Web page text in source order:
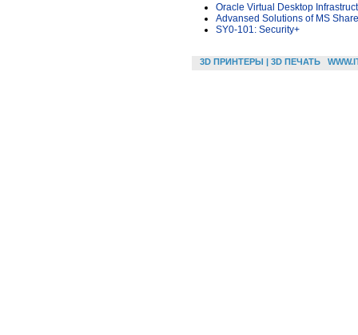
Oracle Virtual Desktop
Advansed Solutions of MS
SY0-101: Security+
3D ПРИНТЕРЫ | 3D ПЕЧАТЬ